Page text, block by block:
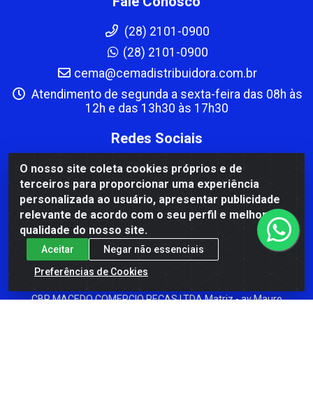
O nosso site coleta cookies próprios e de
terceiros para proporcionar uma experiência
personalizada ao usuário, apresentar publicidade
relevante de acordo com o seu perfil e melhorar a
qualidade do nosso site.
Aceitar
Negar não essenciais
Preferências de Cookies
(28) 2101-0900
(28) 2101-0900
cema@cemadistribuidora.com.br
Atendimento de segunda a sexta-feira das 08h às
12h e das 13h30 às 17h30
Redes Sociais
Instagram
Facebook
Formas de Pagamento
CBP MACEDO COMERCIO PEÇAS LTDA Matriz - av Mauro